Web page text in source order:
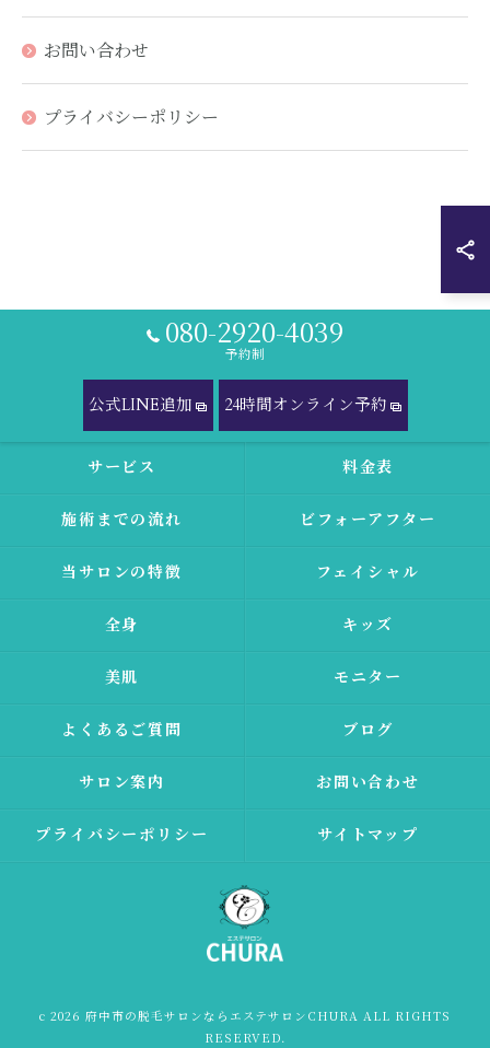
お問い合わせ
プライバシーポリシー
080-2920-4039
予約制
公式LINE追加 24時間オンライン予約
サービス 料金表
施術までの流れ ビフォーアフター
当サロンの特徴 フェイシャル
全身 キッズ
美肌 モニター
よくあるご質問 ブログ
サロン案内 お問い合わせ
プライバシーポリシー サイトマップ
c 2026 府中市の脱毛サロンならエステサロンCHURA ALL RIGHTS
RESERVED.